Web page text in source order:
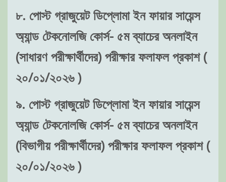
৮. পোস্ট গ্রাজুয়েট ডিপ্লোমা ইন ফায়ার সায়েন্স
অ্যান্ড টেকনোলজি কোর্স- ৫ম ব্যাচের অনলাইন
(সাধারণ পরীক্ষার্থীদের) পরীক্ষার ফলাফল প্রকাশ (
২০/০১/২০২৬ )
৯. পোস্ট গ্রাজুয়েট ডিপ্লোমা ইন ফায়ার সায়েন্স
অ্যান্ড টেকনোলজি কোর্স- ৫ম ব্যাচের অনলাইন
(বিভাগীয় পরীক্ষার্থীদের) পরীক্ষার ফলাফল প্রকাশ (
২০/০১/২০২৬ )